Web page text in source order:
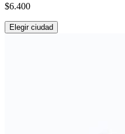
$6.400
Elegir ciudad